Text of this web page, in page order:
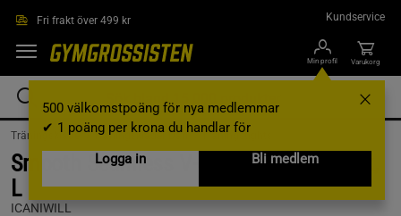
Fri frakt över 499 kr Kundservice
Min profil
500 välkomstpoäng för nya medlemmar
✔ 1 poäng per krona du handlar för
Logga in
Bli medlem
Varukorg
Träningskläder / Träningskläder Dam /Träningstights
Smooth Seamless V-Shape Tights, Black,
L
ICANIWILL